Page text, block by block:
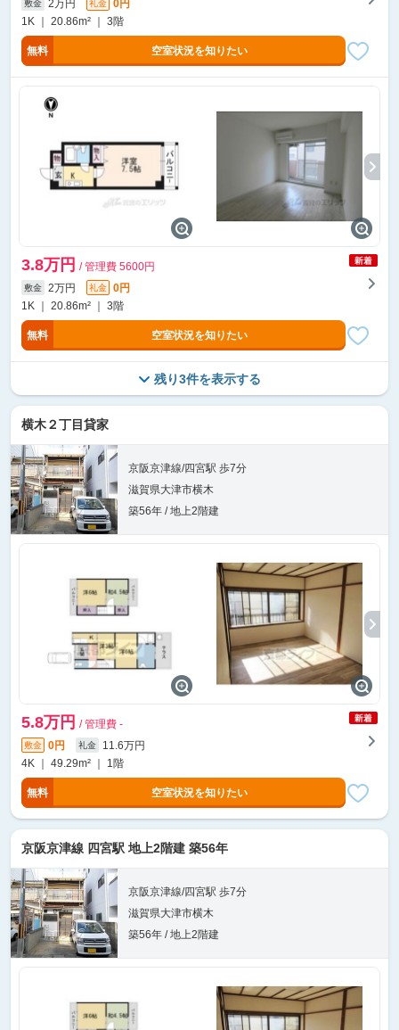
敷金 2万円 礼金
0円
1K ｜ 20.86m² ｜ 3階
無料 空室状況を知りたい
3.8万円 / 管理費 5600円
敷金 2万円 礼金
0円
1K ｜ 20.86m² ｜ 3階
無料 空室状況を知りたい
残り3件を表示する
横木２丁目貸家
京阪京津線/四宮駅 歩7分
滋賀県大津市横木
築56年 / 地上2階建
5.8万円 / 管理費 -
敷金 0円 礼金
11.6万円
4K ｜ 49.29m² ｜ 1階
無料 空室状況を知りたい
京阪京津線 四宮駅 地上2階建 築56年
京阪京津線/四宮駅 歩7分
滋賀県大津市横木
築56年 / 地上2階建